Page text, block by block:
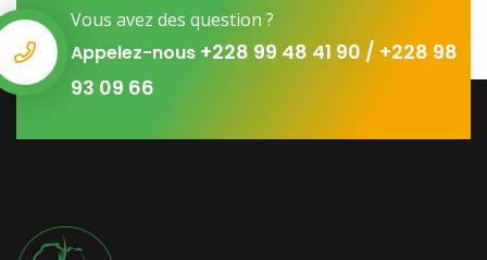
Vous avez des question ?
Appelez-nous +228 99 48 41 90 / +228 98
93 09 66